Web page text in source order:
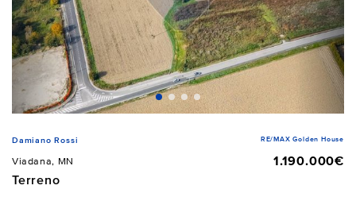
Damiano Rossi RE/MAX Golden House
Viadana, MN
1.190.000€
Terreno